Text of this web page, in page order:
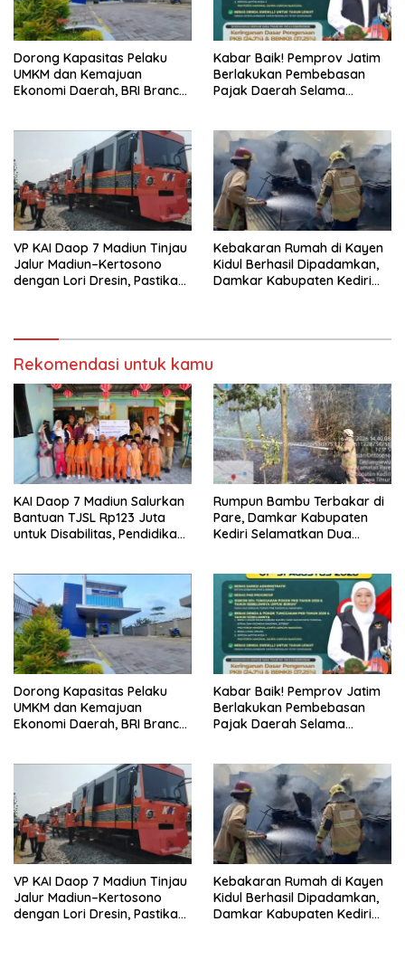
Dorong Kapasitas Pelaku
UMKM dan Kemajuan
Ekonomi Daerah, BRI Branch
Kabar Baik! Pemprov Jatim
Berlakukan Pembebasan
Pajak Daerah Selama
VP KAI Daop 7 Madiun Tinjau
Jalur Madiun–Kertosono
dengan Lori Dresin, Pastikan
Kebakaran Rumah di Kayen
Kidul Berhasil Dipadamkan,
Damkar Kabupaten Kediri
Rekomendasi untuk kamu
KAI Daop 7 Madiun Salurkan
Bantuan TJSL Rp123 Juta
untuk Disabilitas, Pendidikan,
Rumpun Bambu Terbakar di
Pare, Damkar Kabupaten
Kediri Selamatkan Dua
Dorong Kapasitas Pelaku
UMKM dan Kemajuan
Ekonomi Daerah, BRI Branch
Kabar Baik! Pemprov Jatim
Berlakukan Pembebasan
Pajak Daerah Selama
VP KAI Daop 7 Madiun Tinjau
Jalur Madiun–Kertosono
dengan Lori Dresin, Pastikan
Kebakaran Rumah di Kayen
Kidul Berhasil Dipadamkan,
Damkar Kabupaten Kediri